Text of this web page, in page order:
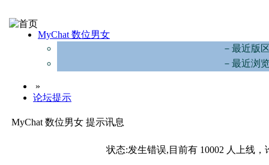
MyChat 数位男女
－最近版
－最近浏
»
论坛提示
MyChat 数位男女 提示讯息
状态:发生错误,目前有 10002 人上线